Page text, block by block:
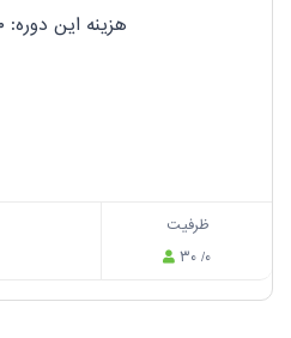
هزینه این دوره: ۱,۰۰۰,۰۰۰
ظرفیت
۳۰ /۰